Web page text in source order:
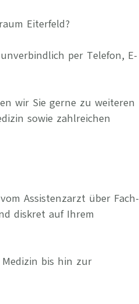
Eiterfeld?
per Telefon, E-
wir Sie gerne zu weiteren
sowie zahlreichen
Assistenzarzt über Fach-
diskret auf Ihrem
bis hin zur